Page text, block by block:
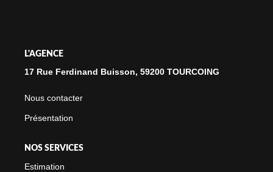
L'AGENCE
17 Rue Ferdinand Buisson, 59200 TOURCOING
Nous contacter
Présentation
NOS SERVICES
Estimation